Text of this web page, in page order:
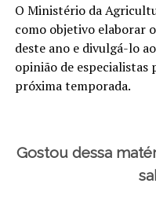
O Ministério da
como objetivo elaborar
deste ano e divulgá-lo
opinião de especialistas
próxima temporada.
Gostou dessa